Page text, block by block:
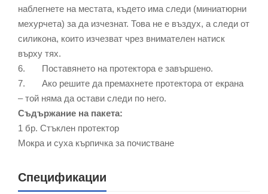
наблегнете на местата, където има следи (миниатюрни
мехурчета) за да изчезнат. Това не е въздух, а следи от
силикона, които изчезват чрез внимателен натиск
върху тях.
6. Поставянето на протектора е завършено.
7. Ако решите да премахнете протектора от екрана
– той няма да остави следи по него.
Съдържание на пакета:
1 бр. Стъклен протектор
Мокра и суха кърпичка за почистване
Спецификации